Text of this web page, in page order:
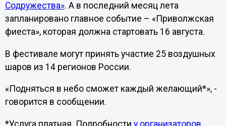
Содружества». А в последний месяц лета
запланировано главное событие – «Приволжская
фиеста», которая должна стартовать 16 августа.
В фестивале могут принять участие 25 воздушных
шаров из 14 регионов России.
«Подняться в небо сможет каждый желающий*», -
говорится в сообщении.
*Услуга платная. Подробности у организаторов.